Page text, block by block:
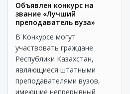
Объявлен конкурс на
звание «Лучший
преподаватель вуза»
В Конкурсе могут
участвовать граждане
Республики Казахстан,
являющиеся штатными
преподавателями вузов,
имеющие непрерывный